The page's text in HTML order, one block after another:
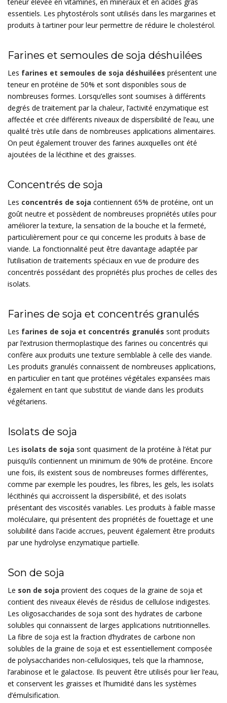
essentiels. Les phytostérols sont utilisés dans les margarines et
produits à tartiner pour leur permettre de réduire le cholestérol.
Farines et semoules de soja déshuilées
Les farines et semoules de soja déshuilées présentent une
teneur en protéine de 50% et sont disponibles sous de
nombreuses formes. Lorsqu’elles sont soumises à différents
degrés de traitement par la chaleur, l’activité enzymatique est
affectée et crée différents niveaux de dispersibilité de l’eau, une
qualité très utile dans de nombreuses applications alimentaires.
On peut également trouver des farines auxquelles ont été
ajoutées de la lécithine et des graisses.
Concentrés de soja
Les concentrés de soja contiennent 65% de protéine, ont un
goût neutre et possèdent de nombreuses propriétés utiles pour
améliorer la texture, la sensation de la bouche et la fermeté,
particulièrement pour ce qui concerne les produits à base de
viande. La fonctionnalité peut être davantage adaptée par
l’utilisation de traitements spéciaux en vue de produire des
concentrés possédant des propriétés plus proches de celles des
isolats.
Farines de soja et concentrés granulés
Les farines de soja et concentrés granulés sont produits
par l’extrusion thermoplastique des farines ou concentrés qui
confère aux produits une texture semblable à celle des viande.
Les produits granulés connaissent de nombreuses applications,
en particulier en tant que protéines végétales expansées mais
également en tant que substitut de viande dans les produits
végétariens.
Isolats de soja
Les isolats de soja sont quasiment de la protéine à l’état pur
puisqu’ils contiennent un minimum de 90% de protéine. Encore
une fois, ils existent sous de nombreuses formes différentes,
comme par exemple les poudres, les fibres, les gels, les isolats
lécithinés qui accroissent la dispersibilité, et des isolats
présentant des viscosités variables. Les produits à faible masse
moléculaire, qui présentent des propriétés de fouettage et une
solubilité dans l’acide accrues, peuvent également être produits
par une hydrolyse enzymatique partielle.
Son de soja
Le son de soja provient des coques de la graine de soja et
contient des niveaux élevés de résidus de cellulose indigestes.
Les oligosaccharides de soja sont des hydrates de carbone
solubles qui connaissent de larges applications nutritionnelles.
La fibre de soja est la fraction d’hydrates de carbone non
solubles de la graine de soja et est essentiellement composée
de polysaccharides non-cellulosiques, tels que la rhamnose,
l’arabinose et le galactose. Ils peuvent être utilisés pour lier l’eau,
et conservent les graisses et l’humidité dans les systèmes
d’émulsification.